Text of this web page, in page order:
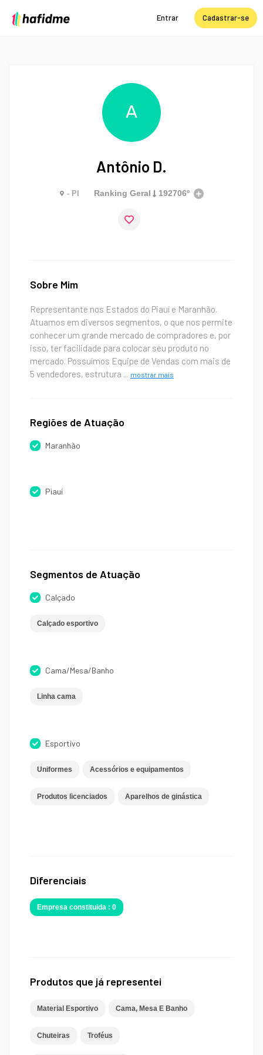
Entrar Cadastrar-se
A
Antônio D.
- PI Ranking Geral 192706º
Sobre Mim
Representante nos Estados do Piauí e Maranhão.
Atuamos em diversos segmentos, o que nos permite
conhecer um grande mercado de compradores e, por
isso, ter facilidade para colocar seu produto no
mercado. Possuímos Equipe de Vendas com mais de
5 vendedores, estrutura ... mostrar mais
Regiões de Atuação
Maranhão
Piauí
Segmentos de Atuação
Calçado
Calçado esportivo
Cama/Mesa/Banho
Linha cama
Esportivo
Uniformes Acessórios e equipamentos
Produtos licenciados Aparelhos de ginástica
Diferenciais
Empresa constituida : 0
Produtos que já representei
Material Esportivo Cama, Mesa E Banho
Chuteiras Troféus